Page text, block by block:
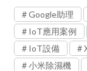
Google助理
IoT應用案例
IoT設備
小米除濕機